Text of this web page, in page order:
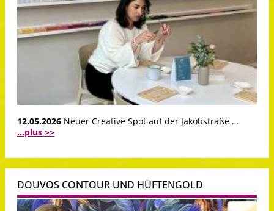
12.05.2026 Neuer Creative Spot auf der Jakobstraße …
...plus >>
DOUVOS CONTOUR UND HÜFTENGOLD